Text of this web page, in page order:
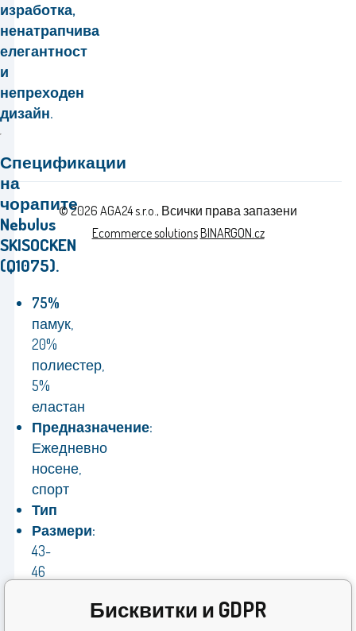
изработка,
ненатрапчива
елегантност
и
непреходен
дизайн.
Спецификации
на
чорапите
Nebulus
SKISOCKEN
(Q1075).
75%
памук,
20%
полиестер,
5%
еластан
Предназначение:
Ежедневно
носене,
спорт
Тип
Размери:
43-
46
Гаранция:
© 2026 AGA24 s.r.o., Всички права запазени
Ecommerce solutionsBINARGON.cz
Бисквитки и GDPR